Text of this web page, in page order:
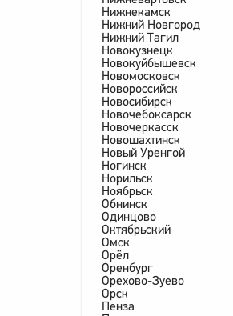
Нижнекамск
Нижний Новгород
Нижний Тагил
Новокузнецк
Новокуйбышевск
Новомосковск
Новороссийск
Новосибирск
Новочебоксарск
Новочеркасск
Новошахтинск
Новый Уренгой
Ногинск
Норильск
Ноябрьск
Обнинск
Одинцово
Октябрьский
Омск
Орёл
Оренбург
Орехово-Зуево
Орск
Пенза